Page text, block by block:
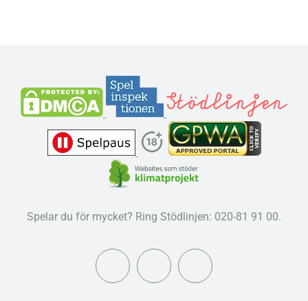
Spelar du för mycket? Ring Stödlinjen: 020-81 91 00.